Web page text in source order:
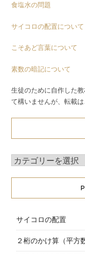
食塩水の問題
サイコロの配置について
こそあど言葉について
素数の暗記について
生徒のために自作した
て構いませんが、転載は
サイコロの配置
２桁のかけ算（平方